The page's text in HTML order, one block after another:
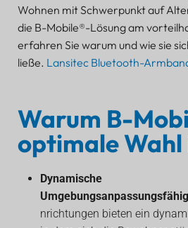
Wohnen mit Schwerpunkt auf
die B-Mobile®-Lösung am
erfahren Sie warum und wie sie
ließe. Lansitec Bluetooth-
Warum B-
optimale Wahl
Dynamische
nrichtungen bieten ein